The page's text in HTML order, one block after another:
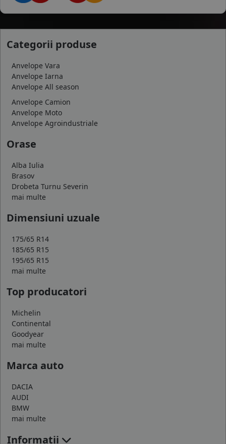
Categorii produse
Anvelope Vara
Anvelope Iarna
Anvelope All season
Anvelope Camion
Anvelope Moto
Anvelope Agroindustriale
Orase
Alba Iulia
Brasov
Drobeta Turnu Severin
mai multe
Dimensiuni uzuale
175/65 R14
185/65 R15
195/65 R15
mai multe
Top producatori
Michelin
Continental
Goodyear
mai multe
Marca auto
DACIA
AUDI
BMW
mai multe
Informatii